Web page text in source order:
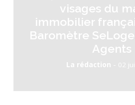
visages du
immobilier
Baromètre
Agents
La rédaction - 02